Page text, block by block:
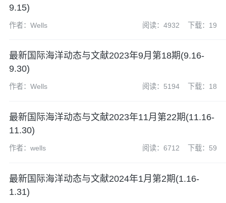
9.15)
作者：Wells 阅读：4932 下载：19
最新国际海洋动态与文献2023年9月第18期(9.16-
9.30)
作者：Wells 阅读：5194 下载：18
最新国际海洋动态与文献2023年11月第22期(11.16-
11.30)
作者：wells 阅读：6712 下载：59
最新国际海洋动态与文献2024年1月第2期(1.16-
1.31)